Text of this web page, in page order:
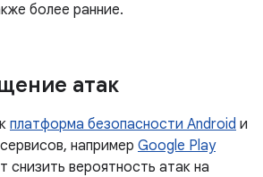
более ранние.
атак
платформа безопасности Android и
например Google Play
снизить вероятность атак на